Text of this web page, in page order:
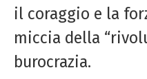
il coraggio e la
miccia della
burocrazia.